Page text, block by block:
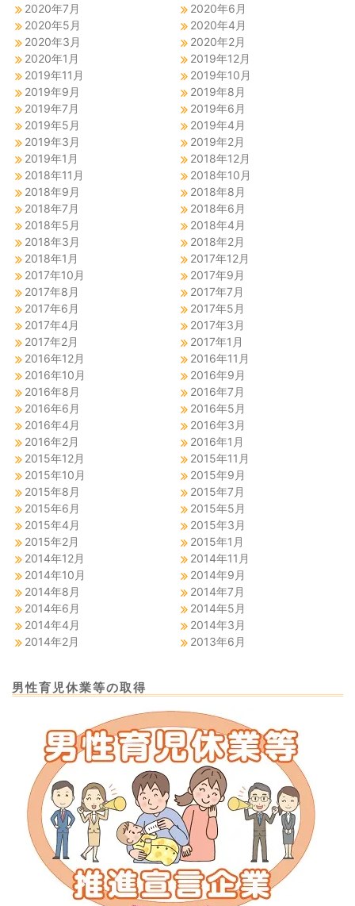
2020年7月
2020年6月
2020年5月
2020年4月
2020年3月
2020年2月
2020年1月
2019年12月
2019年11月
2019年10月
2019年9月
2019年8月
2019年7月
2019年6月
2019年5月
2019年4月
2019年3月
2019年2月
2019年1月
2018年12月
2018年11月
2018年10月
2018年9月
2018年8月
2018年7月
2018年6月
2018年5月
2018年4月
2018年3月
2018年2月
2018年1月
2017年12月
2017年10月
2017年9月
2017年8月
2017年7月
2017年6月
2017年5月
2017年4月
2017年3月
2017年2月
2017年1月
2016年12月
2016年11月
2016年10月
2016年9月
2016年8月
2016年7月
2016年6月
2016年5月
2016年4月
2016年3月
2016年2月
2016年1月
2015年12月
2015年11月
2015年10月
2015年9月
2015年8月
2015年7月
2015年6月
2015年5月
2015年4月
2015年3月
2015年2月
2015年1月
2014年12月
2014年11月
2014年10月
2014年9月
2014年8月
2014年7月
2014年6月
2014年5月
2014年4月
2014年3月
2014年2月
2013年6月
男性育児休業等の取得